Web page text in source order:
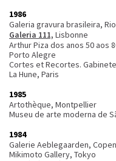
1986
Galeria gravura brasileira,
Galeria 111, Lisbonne
Arthur Piza dos anos 50 aos
Porto Alegre
Cortes et Recortes.
La Hune, Paris
1985
Artothèque, Montpellier
Museu de arte moderna de
1984
Galerie Aeblegaarden,
Mikimoto Gallery, Tokyo